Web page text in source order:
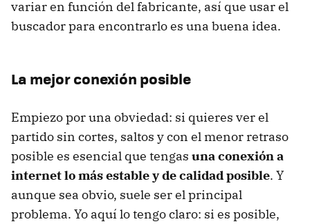
variar en función del fabricante, así que usar el
buscador para encontrarlo es una buena idea.
La mejor conexión posible
Empiezo por una obviedad: si quieres ver el
partido sin cortes, saltos y con el menor retraso
posible es esencial que tengas una conexión a
internet lo más estable y de calidad posible. Y
aunque sea obvio, suele ser el principal
problema. Yo aquí lo tengo claro: si es posible,